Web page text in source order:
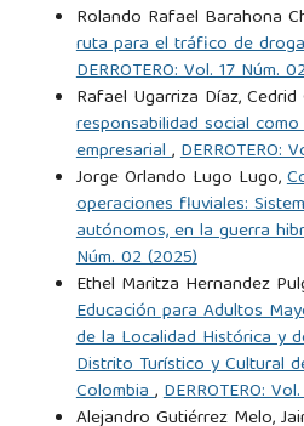
Zhang, C., & Gottschalck, J.
and the Madden-Julian
Journal of Climate,
https://doi.org/10.1175/1520-
0442(2002)015
Rolando Rafael Barahona
ruta para el tráfico de
DERROTERO: Vol. 17 Núm.
Rafael Ugarriza Díaz,
responsabilidad social
empresarial,DERROTERO:
Jorge Orlando Lugo Lugo,
operaciones fluviales:
autónomos, en la guerra
Núm. 02 (2025)
Ethel Maritza Hernandez
Educación para Adultos
de la Localidad Histórica y
Distrito Turístico y Cultural
Colombia,DERROTERO:
Alejandro Gutiérrez Melo,